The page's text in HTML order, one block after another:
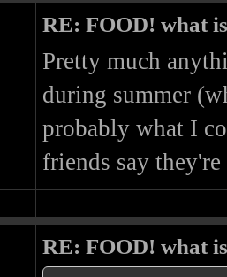
RE: FOOD! what
Pretty much
during summer
probably what I
friends say
RE: FOOD! what